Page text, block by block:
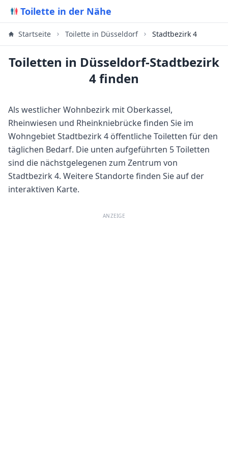
Toilette in der Nähe
Startseite Toilette in Düsseldorf Stadtbezirk 4
Toiletten in Düsseldorf-Stadtbezirk
4 finden
Als westlicher Wohnbezirk mit Oberkassel,
Rheinwiesen und Rheinkniebrücke finden Sie im
Wohngebiet Stadtbezirk 4 öffentliche Toiletten für den
täglichen Bedarf. Die unten aufgeführten 5 Toiletten
sind die nächstgelegenen zum Zentrum von
Stadtbezirk 4. Weitere Standorte finden Sie auf der
interaktiven Karte.
ANZEIGE